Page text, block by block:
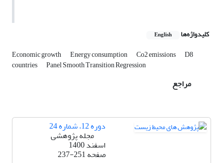
کلیدواژه‌ها English
Economic growth Energy consumption Co2 emissions D8
countries Panel Smooth Transition Regression
مراجع
دوره 12، شماره 24
مجله پژوهشی
اسفند 1400
صفحه237-251